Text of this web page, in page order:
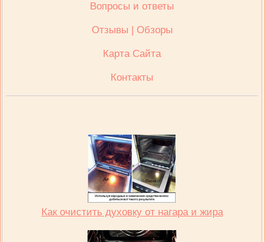
Вопросы и ответы
Отзывы | Обзоры
Карта Сайта
Контакты
Как очистить духовку от нагара и жира